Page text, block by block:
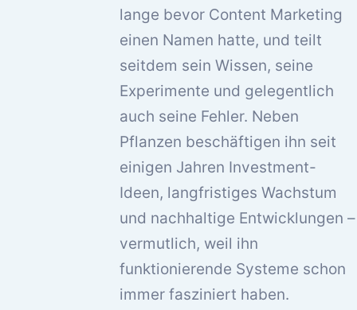
lange bevor Content Marketing
einen Namen hatte, und teilt
seitdem sein Wissen, seine
Experimente und gelegentlich
auch seine Fehler. Neben
Pflanzen beschäftigen ihn seit
einigen Jahren Investment-
Ideen, langfristiges Wachstum
und nachhaltige Entwicklungen –
vermutlich, weil ihn
funktionierende Systeme schon
immer fasziniert haben.